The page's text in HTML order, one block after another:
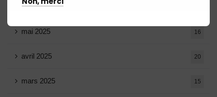
juin 2025
mai 2025 16
avril 2025 20
mars 2025 15